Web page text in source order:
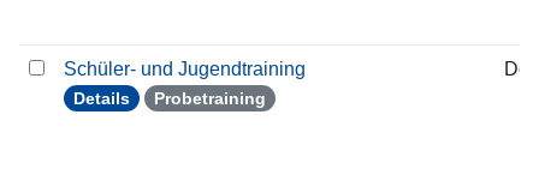
Schüler- und Jugendtraining
Details Probetraining